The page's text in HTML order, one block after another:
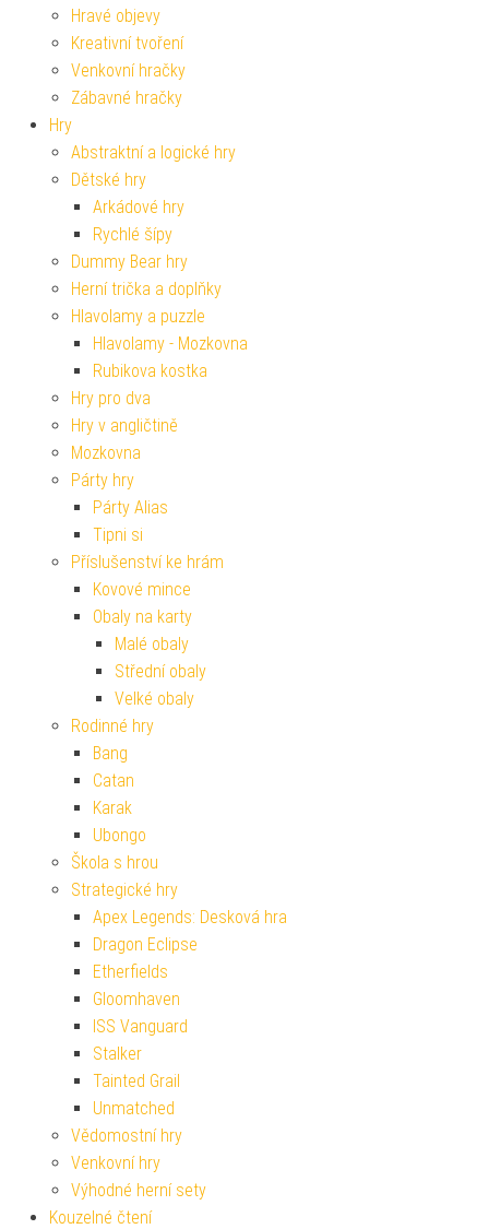
Hravé objevy
Kreativní tvoření
Venkovní hračky
Zábavné hračky
Hry
Abstraktní a logické hry
Dětské hry
Arkádové hry
Rychlé šípy
Dummy Bear hry
Herní trička a doplňky
Hlavolamy a puzzle
Hlavolamy - Mozkovna
Rubikova kostka
Hry pro dva
Hry v angličtině
Mozkovna
Párty hry
Párty Alias
Tipni si
Příslušenství ke hrám
Kovové mince
Obaly na karty
Malé obaly
Střední obaly
Velké obaly
Rodinné hry
Bang
Catan
Karak
Ubongo
Škola s hrou
Strategické hry
Apex Legends: Desková hra
Dragon Eclipse
Etherfields
Gloomhaven
ISS Vanguard
Stalker
Tainted Grail
Unmatched
Vědomostní hry
Venkovní hry
Výhodné herní sety
Kouzelné čtení